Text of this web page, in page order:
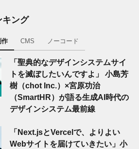
キング
作 CMS ノーコード
「聖典的なデザインシステムサイ
トを滅ぼしたいんですよ」 小島芳
樹（chot Inc.）×宮原功治
（SmartHR）が語る生成AI時代の
デザインシステム最前線
「Next.jsとVercelで、よりよい
Webサイトを届けていきたい」小